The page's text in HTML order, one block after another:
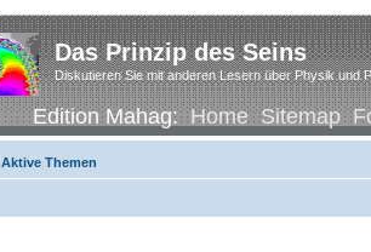
Das Prinzip des Seins
Diskutieren Sie mit anderen Lesern über Physik und
Edition Mahag:Home Sitemap
Aktive Themen